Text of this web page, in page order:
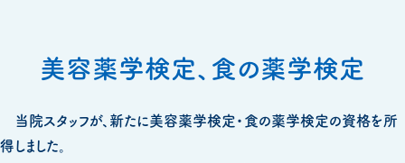
美容薬学検定、食の薬学検定
当院スタッフが、新たに美容薬学検定・食の薬学検定の資格を所
得しました。